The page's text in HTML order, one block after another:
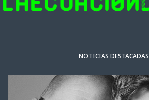
NOTICIAS DESTACADAS